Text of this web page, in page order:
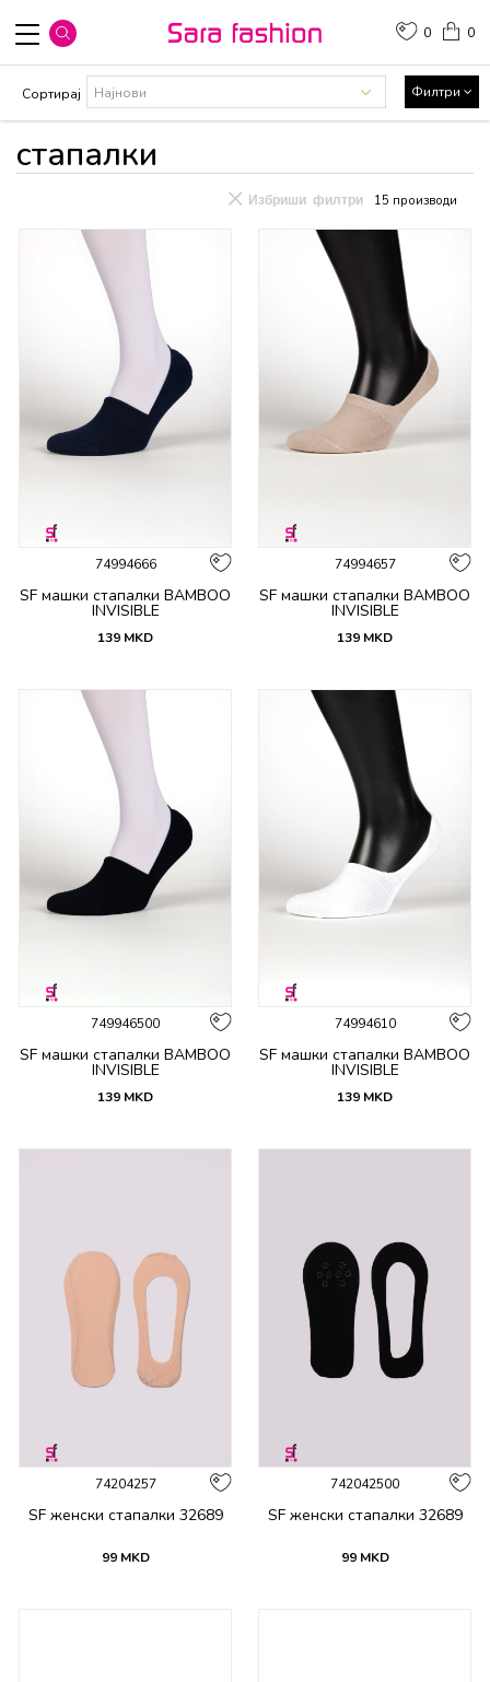
0
0
стапалки
Сортирај Филтри
15 производи
Избриши филтри
74994666
SF машки стапалки BAMBOO
INVISIBLE
139 MKD
74994657
SF машки стапалки BAMBOO
INVISIBLE
139 MKD
749946500
SF машки стапалки BAMBOO
INVISIBLE
139 MKD
74994610
SF машки стапалки BAMBOO
INVISIBLE
139 MKD
74204257
SF женски стапалки 32689
99 MKD
742042500
SF женски стапалки 32689
99 MKD